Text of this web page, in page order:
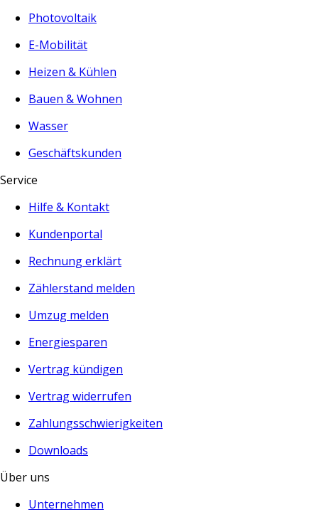
Photovoltaik
E-Mobilität
Heizen & Kühlen
Bauen & Wohnen
Wasser
Geschäftskunden
Service
Hilfe & Kontakt
Kundenportal
Rechnung erklärt
Zählerstand melden
Umzug melden
Energiesparen
Vertrag kündigen
Vertrag widerrufen
Zahlungsschwierigkeiten
Downloads
Über uns
Unternehmen